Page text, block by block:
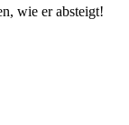
wie er absteigt!